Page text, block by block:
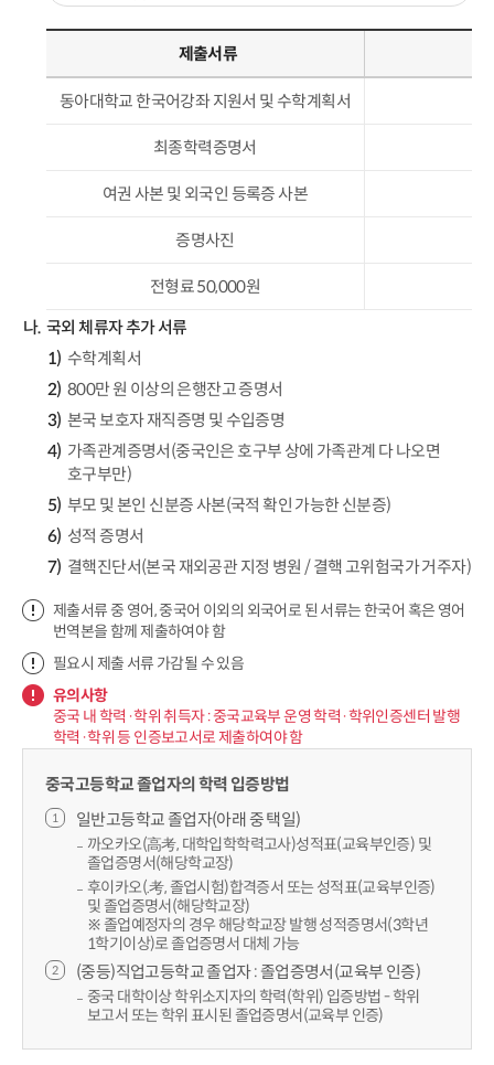
제출서류
동아대학교 한국어강좌 지원서 및 수학계획서
최종학력증명서
여권 사본 및 외국인 등록증 사본
증명사진
전형료 50,000원
국외 체류자 추가 서류
수학계획서
800만 원 이상의 은행잔고 증명서
본국 보호자 재직증명 및 수입증명
가족관계증명서(중국인은 호구부 상에 가족관계 다 나오면
호구부만)
부모 및 본인 신분증 사본(국적 확인 가능한 신분증)
성적 증명서
결핵진단서(본국 재외공관 지정 병원 / 결핵 고위험국가 거주자)
제출서류 중 영어, 중국어 이외의 외국어로 된 서류는 한국어 혹은 영어
번역본을 함께 제출하여야 함
필요시 제출 서류 가감될 수 있음
유의사항
중국 내 학력·학위 취득자 : 중국교육부 운영 학력·학위인증센터 발행
학력·학위 등 인증보고서로 제출하여야 함
중국고등학교 졸업자의 학력 입증방법
일반고등학교 졸업자(아래 중 택일)
까오카오(高考, 대학입학학력고사)성적표(교육부인증) 및
졸업증명서(해당학교장)
후이카오(.考, 졸업시험)합격증서 또는 성적표(교육부인증)
및 졸업증명서(해당학교장)
※ 졸업예정자의 경우 해당학교장 발행 성적증명서(3학년
1학기이상)로 졸업증명서 대체 가능
(중등)직업고등학교 졸업자 : 졸업증명서(교육부 인증)
중국 대학이상 학위소지자의 학력(학위) 입증방법 - 학위
보고서 또는 학위 표시된 졸업증명서(교육부 인증)